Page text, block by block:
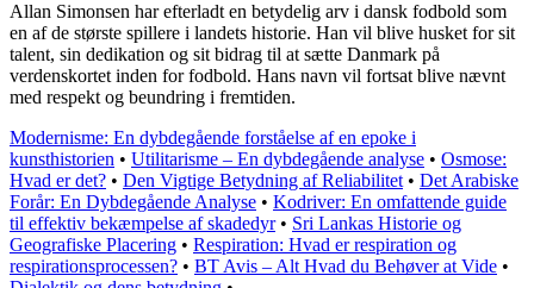
Allan Simonsen har efterladt en betydelig arv i dansk fodbold som
en af de største spillere i landets historie. Han vil blive husket for sit
talent, sin dedikation og sit bidrag til at sætte Danmark på
verdenskortet inden for fodbold. Hans navn vil fortsat blive nævnt
med respekt og beundring i fremtiden.
Modernisme: En dybdegående forståelse af en epoke i
kunsthistorien • Utilitarisme – En dybdegående analyse • Osmose:
Hvad er det? • Den Vigtige Betydning af Reliabilitet• Det Arabiske
Forår: En Dybdegående Analyse • Kodriver: En omfattende guide
til effektiv bekæmpelse af skadedyr• Sri Lankas Historie og
Geografiske Placering • Respiration: Hvad er respiration og
respirationsprocessen? • BT Avis – Alt Hvad du Behøver at Vide •